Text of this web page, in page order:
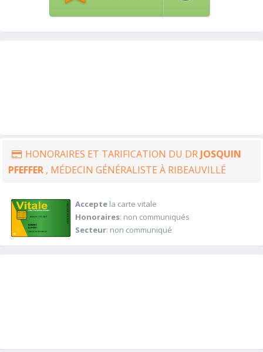
HONORAIRES ET TARIFICATION DU DR JOSQUIN
PFEFFER , MÉDECIN GÉNÉRALISTE À RIBEAUVILLÉ
Acceptela carte vitale
Honoraires: non communiqués
Secteur: non communiqué